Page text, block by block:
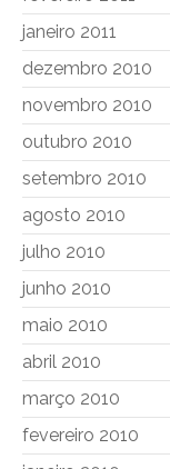
janeiro 2011
dezembro 2010
novembro 2010
outubro 2010
setembro 2010
agosto 2010
julho 2010
junho 2010
maio 2010
abril 2010
março 2010
fevereiro 2010